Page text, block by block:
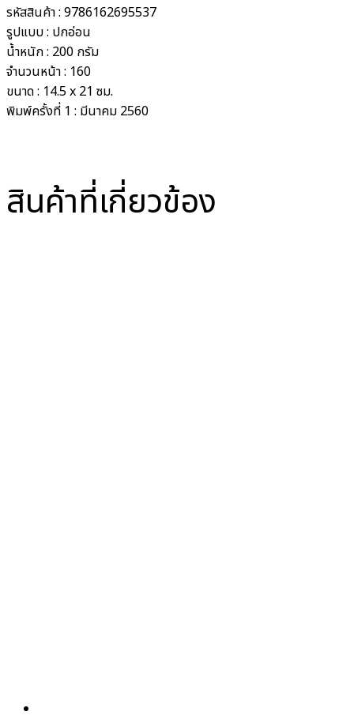
รหัสสินค้า : 9786162695537
รูปแบบ : ปกอ่อน
น้ำหนัก : 200 กรัม
จำนวนหน้า : 160
ขนาด : 14.5 x 21 ซม.
พิมพ์ครั้งที่ 1 : มีนาคม 2560
สินค้าที่เกี่ยวข้อง